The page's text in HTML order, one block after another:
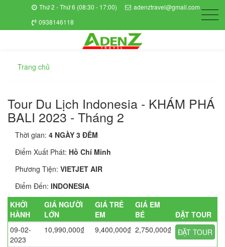
Thứ 2 - Thứ 6 (08:30 - 17:00)
adenztravel@gmail.com
0938146118
Trang chủ
Tour Du Lịch Indonesia - KHÁM PHÁ
BALI 2023 - Tháng 2
Thời gian: 4 NGÀY 3 ĐÊM
Điểm Xuất Phát: Hồ Chí Minh
Phương Tiện: VIETJET AIR
Điểm Đến: INDONESIA
KHỞI
HÀNH
GIÁ NGƯỜI
LỚN
GIÁ TRẺ
EM
GIÁ EM
BÉ
ĐẶT TOUR
09-02-
2023
10,990,000₫ 9,400,000₫ 2,750,000₫ ĐẶT TOUR